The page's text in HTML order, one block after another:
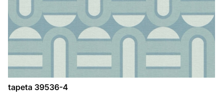
tapeta 39536-4